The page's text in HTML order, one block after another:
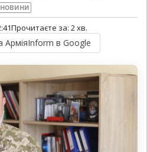
НОВИНИ
Прочитаєте за: 2хв.
АрміяInform в Google